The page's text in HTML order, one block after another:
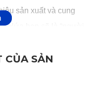
sản xuất và cung
Hứa hẹn sẽ là “người
tô Ford
SẢN